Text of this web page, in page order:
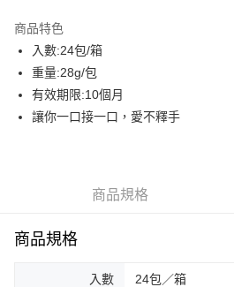
街口支付
AFTEE先享後付
相關說明
【關於「AFTEE先享後付」】
３．安心：先確認商品／服務後，再付款。
【「AFTEE先享後付」結帳流程】
１．於結帳方式選擇「AFTEE先享後付」後
２．訂單成立數日內，您將收到繳費通知簡訊
一般配送
商品特色
入數:24包/箱
重量:28g/包
有效期限:10個月
讓你一口接一口，愛不釋手
商品規格
商品規格
入數 24包／箱